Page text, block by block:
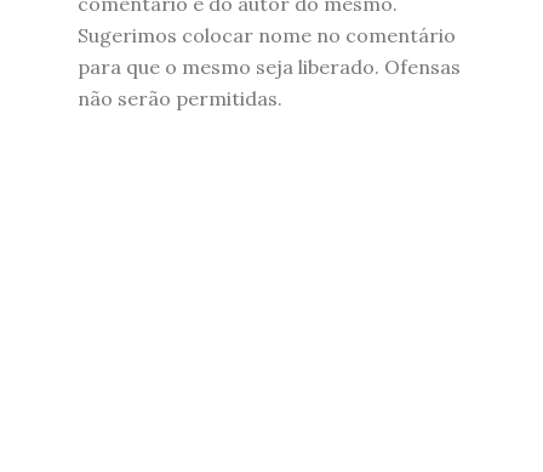
Sugerimos colocar nome no comentário
para que o mesmo seja liberado. Ofensas
não serão permitidas.